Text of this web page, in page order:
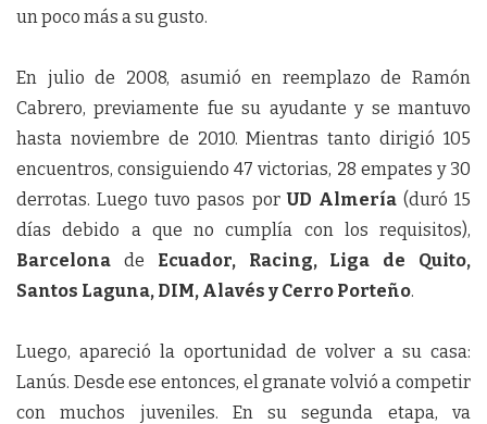
un poco más a su gusto.
En julio de 2008, asumió en reemplazo de Ramón
Cabrero, previamente fue su ayudante y se mantuvo
hasta noviembre de 2010. Mientras tanto dirigió 105
encuentros, consiguiendo 47 victorias, 28 empates y 30
derrotas. Luego tuvo pasos porUD Almería(duró 15
días debido a que no cumplía con los requisitos),
Barcelona de Ecuador, Racing, Liga de Quito,
Santos Laguna, DIM, Alavés y Cerro Porteño.
Luego, apareció la oportunidad de volver a su casa:
Lanús. Desde ese entonces, el granate volvió a competir
con muchos juveniles. En su segunda etapa, va